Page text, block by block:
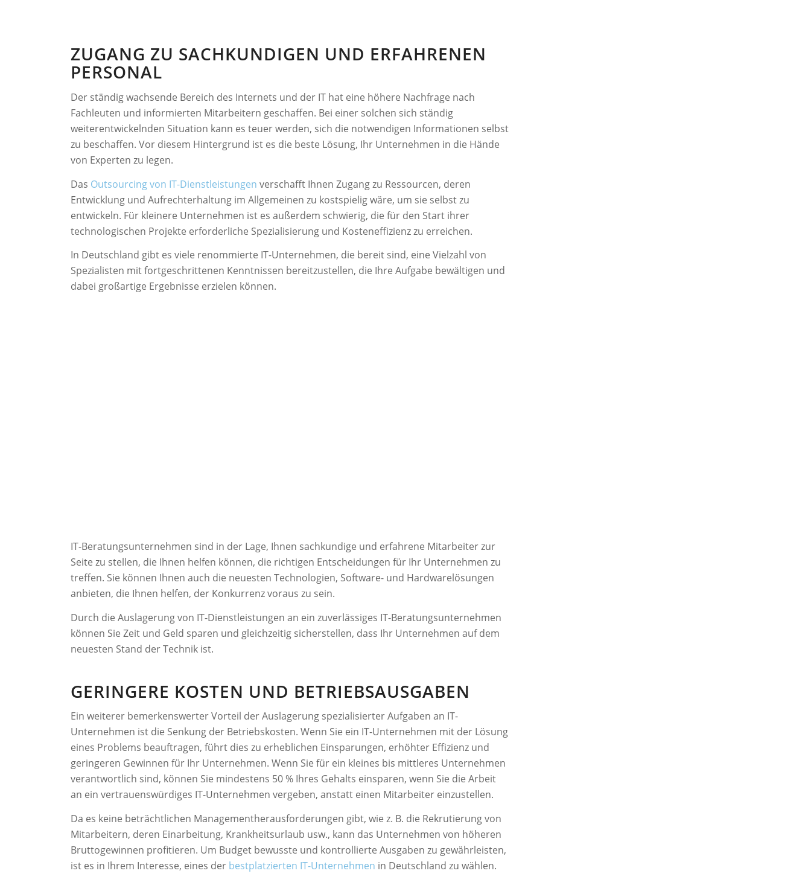
ZUGANG ZU SACHKUNDIGEN UND ERFAHRENEN
PERSONAL
Der ständig wachsende Bereich des Internets und der IT hat eine höhere Nachfrage nach
Fachleuten und informierten Mitarbeitern geschaffen. Bei einer solchen sich ständig
weiterentwickelnden Situation kann es teuer werden, sich die notwendigen Informationen selbst
zu beschaffen. Vor diesem Hintergrund ist es die beste Lösung, Ihr Unternehmen in die Hände
von Experten zu legen.
Das Outsourcing von IT-Dienstleistungen verschafft Ihnen Zugang zu Ressourcen, deren
Entwicklung und Aufrechterhaltung im Allgemeinen zu kostspielig wäre, um sie selbst zu
entwickeln. Für kleinere Unternehmen ist es außerdem schwierig, die für den Start ihrer
technologischen Projekte erforderliche Spezialisierung und Kosteneffizienz zu erreichen.
In Deutschland gibt es viele renommierte IT-Unternehmen, die bereit sind, eine Vielzahl von
Spezialisten mit fortgeschrittenen Kenntnissen bereitzustellen, die Ihre Aufgabe bewältigen und
dabei großartige Ergebnisse erzielen können.
IT-Beratungsunternehmen sind in der Lage, Ihnen sachkundige und erfahrene Mitarbeiter zur
Seite zu stellen, die Ihnen helfen können, die richtigen Entscheidungen für Ihr Unternehmen zu
treffen. Sie können Ihnen auch die neuesten Technologien, Software- und Hardwarelösungen
anbieten, die Ihnen helfen, der Konkurrenz voraus zu sein.
Durch die Auslagerung von IT-Dienstleistungen an ein zuverlässiges IT-Beratungsunternehmen
können Sie Zeit und Geld sparen und gleichzeitig sicherstellen, dass Ihr Unternehmen auf dem
neuesten Stand der Technik ist.
GERINGERE KOSTEN UND BETRIEBSAUSGABEN
Ein weiterer bemerkenswerter Vorteil der Auslagerung spezialisierter Aufgaben an IT-
Unternehmen ist die Senkung der Betriebskosten. Wenn Sie ein IT-Unternehmen mit der Lösung
eines Problems beauftragen, führt dies zu erheblichen Einsparungen, erhöhter Effizienz und
geringeren Gewinnen für Ihr Unternehmen. Wenn Sie für ein kleines bis mittleres Unternehmen
verantwortlich sind, können Sie mindestens 50 % Ihres Gehalts einsparen, wenn Sie die Arbeit
an ein vertrauenswürdiges IT-Unternehmen vergeben, anstatt einen Mitarbeiter einzustellen.
Da es keine beträchtlichen Managementherausforderungen gibt, wie z. B. die Rekrutierung von
Mitarbeitern, deren Einarbeitung, Krankheitsurlaub usw., kann das Unternehmen von höheren
Bruttogewinnen profitieren. Um Budget bewusste und kontrollierte Ausgaben zu gewährleisten,
ist es in Ihrem Interesse, eines der bestplatzierten IT-Unternehmen in Deutschland zu wählen.